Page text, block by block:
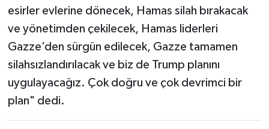
esirler evlerine dönecek, Hamas silah bırakacak
ve yönetimden çekilecek, Hamas liderleri
Gazze’den sürgün edilecek, Gazze tamamen
silahsızlandırılacak ve biz de Trump planını
uygulayacağız. Çok doğru ve çok devrimci bir
plan" dedi.